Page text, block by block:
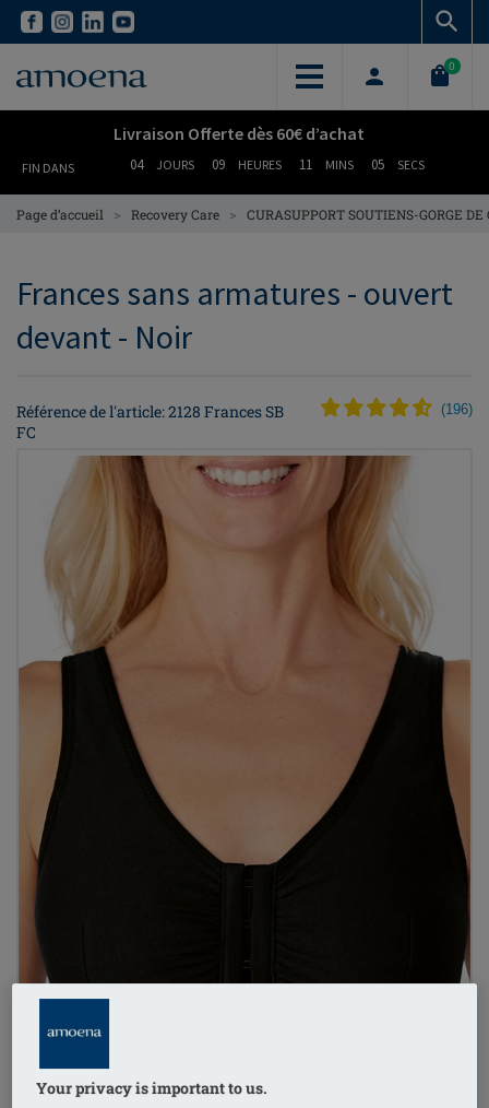
Skip
content
Skip
content
0
Livraison Offerte dès 60€ d’achat
FIN DANS 04 JOURS 09 HEURES 11 MINS 05 SECS
Page d’accueil > Recovery Care > CURASUPPORT SOUTIENS-GORGE DE
Frances sans armatures - ouvert
devant - Noir
Référence de l'article: 2128 Frances SB
FC
(196)
Your privacy is important to us.